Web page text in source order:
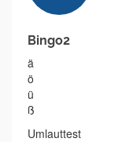
Bingo2
ä
ö
ü
ß
Umlauttest